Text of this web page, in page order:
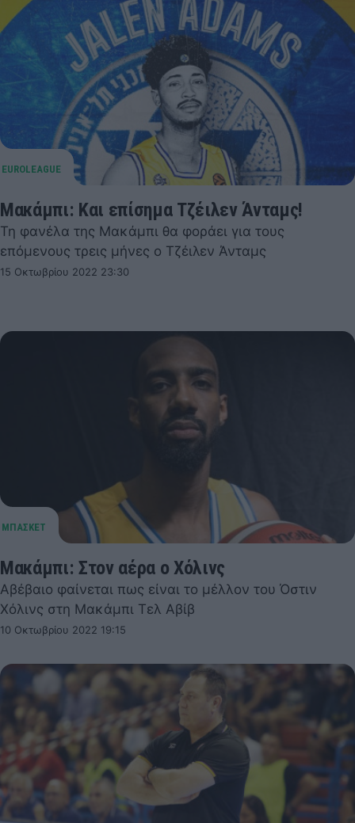
Μακάμπι: Και επίσημα Τζέιλεν Άνταμς!
Τη φανέλα της Μακάμπι θα φοράει για τους
επόμενους τρεις μήνες ο Τζέιλεν Άνταμς
15 Οκτωβρίου 2022 23:30
Μακάμπι: Στον αέρα ο Χόλινς
Αβέβαιο φαίνεται πως είναι το μέλλον του Όστιν
Χόλινς στη Μακάμπι Τελ Αβίβ
10 Οκτωβρίου 2022 19:15